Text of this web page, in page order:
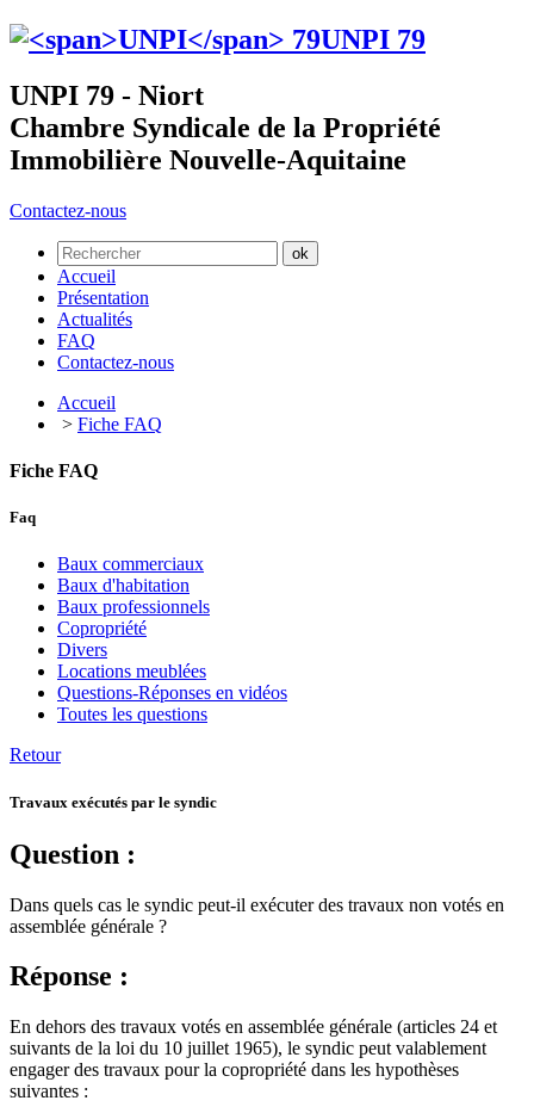
UNPI 79
UNPI 79 - Niort
Chambre Syndicale de la Propriété
Immobilière Nouvelle-Aquitaine
Contactez-nous
Accueil
Présentation
Actualités
FAQ
Contactez-nous
Accueil
> Fiche FAQ
Fiche FAQ
Faq
Baux commerciaux
Baux d'habitation
Baux professionnels
Copropriété
Divers
Locations meublées
Questions-Réponses en vidéos
Toutes les questions
Retour
Travaux exécutés par le syndic
Question :
Dans quels cas le syndic peut-il exécuter des travaux non votés en
assemblée générale ?
Réponse :
En dehors des travaux votés en assemblée générale (articles 24 et
suivants de la loi du 10 juillet 1965), le syndic peut valablement
engager des travaux pour la copropriété dans les hypothèses
suivantes :